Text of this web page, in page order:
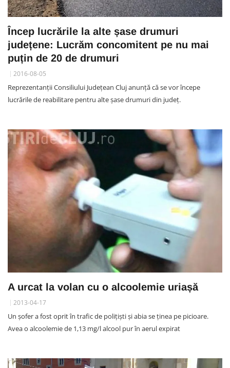
Încep lucrările la alte șase drumuri
județene: Lucrăm concomitent pe nu mai
puțin de 20 de drumuri
2016-08-05
Reprezentanții Consiliului Județean Cluj anunță că se vor începe
lucrările de reabilitare pentru alte șase drumuri din județ.
A urcat la volan cu o alcoolemie uriașă
2013-04-17
Un șofer a fost oprit în trafic de polițiști și abia se ținea pe picioare.
Avea o alcoolemie de 1,13 mg/l alcool pur în aerul expirat